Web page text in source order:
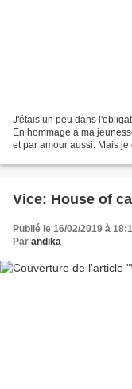
J'étais un peu dans
En hommage à ma
et par amour aussi. Mais
Vice: House of
Publié le 16/02/2019 à
Par andika